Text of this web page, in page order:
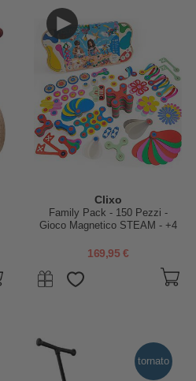
Clixo
Family Pack - 150 Pezzi -
Gioco Magnetico STEAM - +4
169,95 €
tornato